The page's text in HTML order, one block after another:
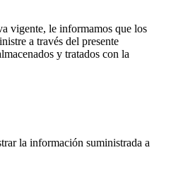
vigente, le informamos que los
a través del presente
y tratados con la
la información suministrada a